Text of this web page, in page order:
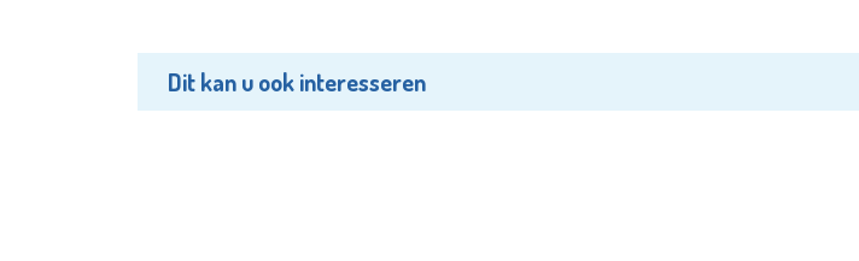
Dit kan u ook interesseren